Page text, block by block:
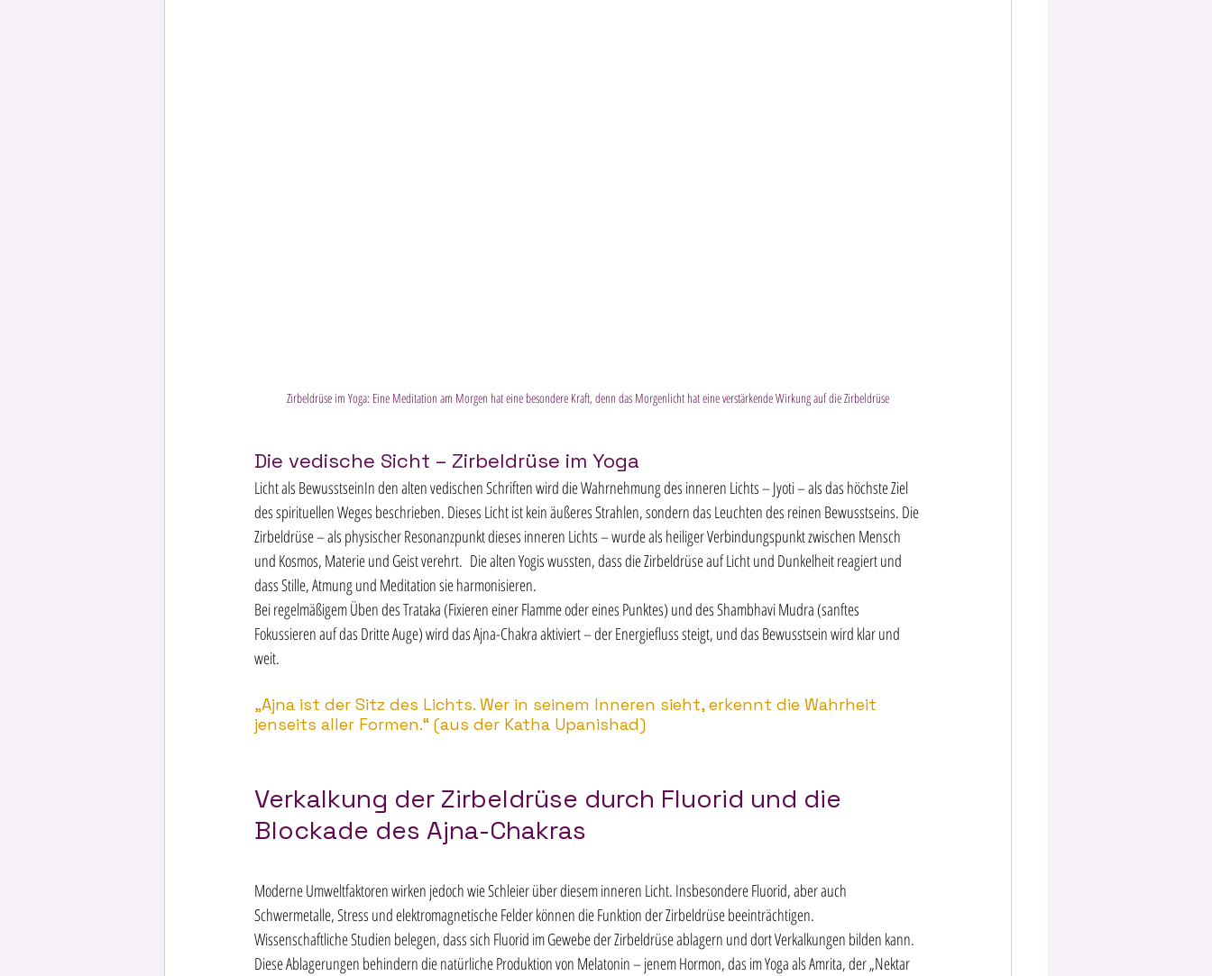
Zirbeldrüse im Yoga: Eine Meditation am Morgen hat eine besondere Kraft, denn das Morgenlicht hat eine verstärkende Wirkung auf die Zirbeldrüse
Die vedische Sicht – Zirbeldrüse im Yoga
Licht als BewusstseinIn den alten vedischen Schriften wird die Wahrnehmung des inneren Lichts – Jyoti – als das höchste Ziel
des spirituellen Weges beschrieben. Dieses Licht ist kein äußeres Strahlen, sondern das Leuchten des reinen Bewusstseins. Die
Zirbeldrüse – als physischer Resonanzpunkt dieses inneren Lichts – wurde als heiliger Verbindungspunkt zwischen Mensch
und Kosmos, Materie und Geist verehrt.  Die alten Yogis wussten, dass die Zirbeldrüse auf Licht und Dunkelheit reagiert und
dass Stille, Atmung und Meditation sie harmonisieren.
Bei regelmäßigem Üben des Trataka (Fixieren einer Flamme oder eines Punktes) und des Shambhavi Mudra (sanftes
Fokussieren auf das Dritte Auge) wird das Ajna-Chakra aktiviert – der Energiefluss steigt, und das Bewusstsein wird klar und
weit.
„Ajna ist der Sitz des Lichts. Wer in seinem Inneren sieht, erkennt die Wahrheit
jenseits aller Formen.“ (aus der Katha Upanishad)
Verkalkung der Zirbeldrüse durch Fluorid und die
Blockade des Ajna-Chakras
Moderne Umweltfaktoren wirken jedoch wie Schleier über diesem inneren Licht. Insbesondere Fluorid, aber auch
Schwermetalle, Stress und elektromagnetische Felder können die Funktion der Zirbeldrüse beeinträchtigen.
Wissenschaftliche Studien belegen, dass sich Fluorid im Gewebe der Zirbeldrüse ablagern und dort Verkalkungen bilden kann.
Diese Ablagerungen behindern die natürliche Produktion von Melatonin – jenem Hormon, das im Yoga als Amrita, der „Nektar